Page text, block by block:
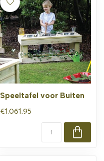
Speeltafel voor Buiten
€1.061,95